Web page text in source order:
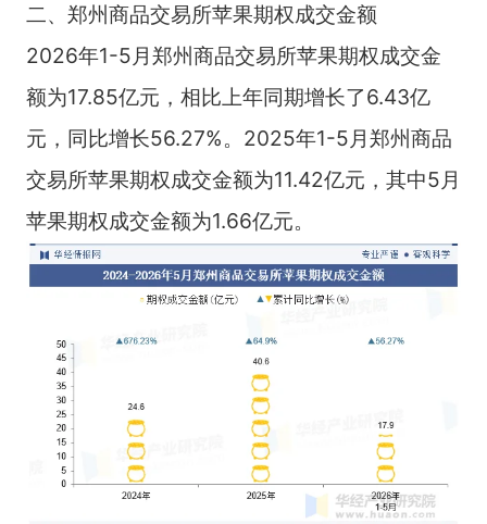
二、郑州商品交易所苹果期权成交金额
2026年1-5月郑州商品交易所苹果期权成交金
额为17.85亿元，相比上年同期增长了6.43亿
元，同比增长56.27%。2025年1-5月郑州商品
交易所苹果期权成交金额为11.42亿元，其中5月
苹果期权成交金额为1.66亿元。